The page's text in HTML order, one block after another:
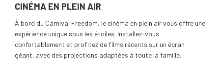
CINÉMA EN PLEIN AIR
À bord du Carnival Freedom, le cinéma en plein air vous offre une
expérience unique sous les étoiles. Installez-vous
confortablement et profitez de films récents sur un écran
géant, avec des projections adaptées à toute la famille.